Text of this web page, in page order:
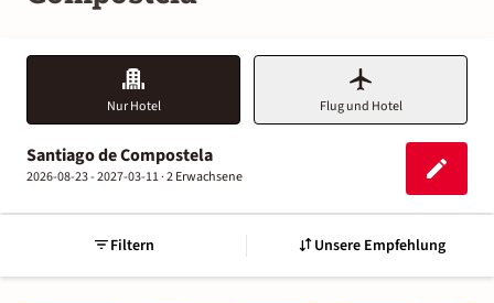
Nur Hotel Flug und Hotel
Santiago de Compostela
2026-08-23 - 2027-03-11 ·2 Erwachsene
Filtern Unsere Empfehlung